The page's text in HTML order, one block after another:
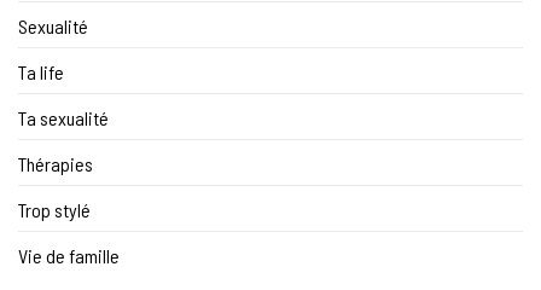
Sexualité
Ta life
Ta sexualité
Thérapies
Trop stylé
Vie de famille